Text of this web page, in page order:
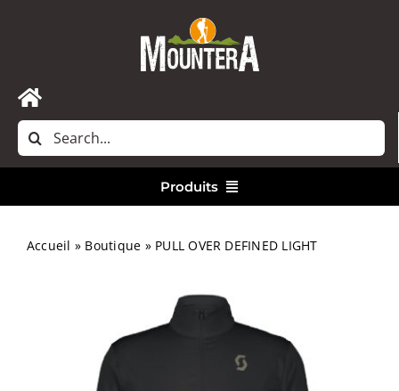
Toggle
Navigation
Accueil
Rechercher:
Produits
Randonnée
Accueil » Boutique » PULL OVER DEFINED LIGHT